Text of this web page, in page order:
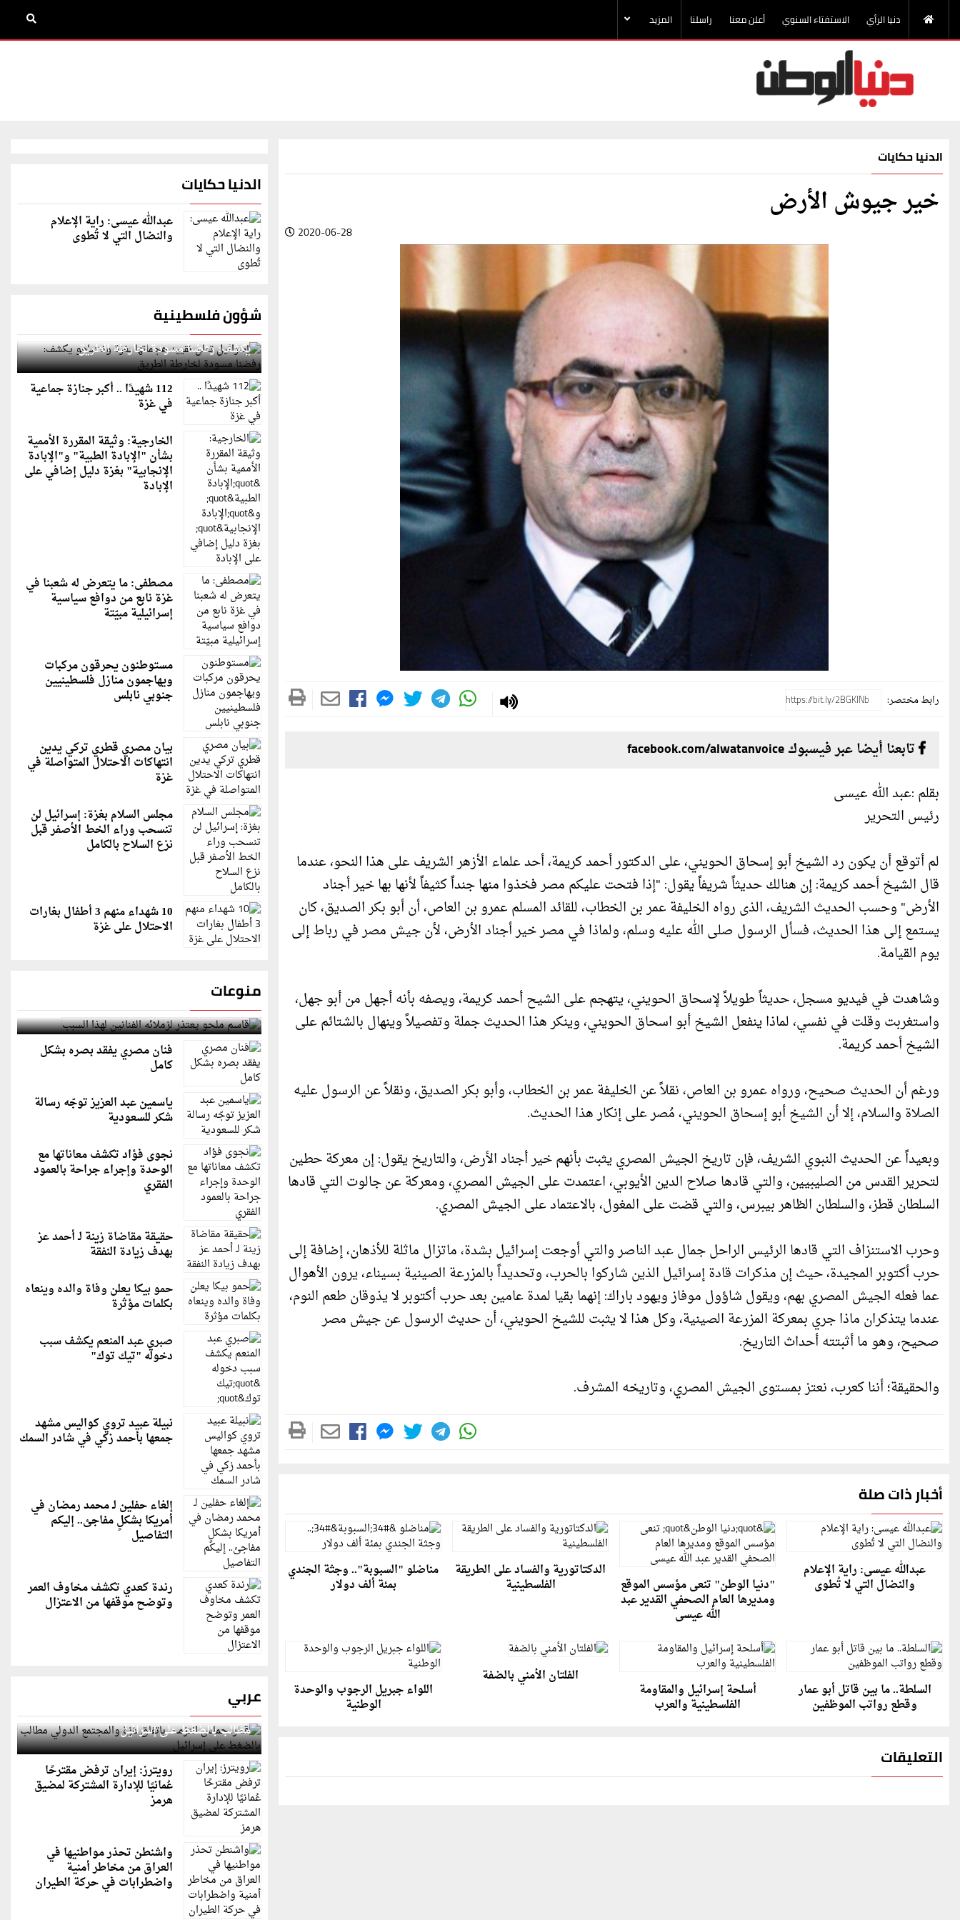
دنيا الرأي الاستفتاء السنوي أعلن معنا راسلنا المزيد
الدنيا حكايات
خير جيوش الأرض
2020-06-28
رابط مختصر:
تابعنا أيضا عبر فيسبوك facebook.com/alwatanvoice
بقلم :عبد الله عيسى
رئيس التحرير
لم أتوقع أن يكون رد الشيخ أبو إسحاق الحويني، على الدكتور أحمد كريمة، أحد علماء الأزهر الشريف على هذا النحو، عندما
قال الشيخ أحمد كريمة: إن هنالك حديثاً شريفاً يقول: "إذا فتحت عليكم مصر فخذوا منها جنداً كثيفاً لأنها بها خير أجناد
الأرض" وحسب الحديث الشريف، الذى رواه الخليفة عمر بن الخطاب، للقائد المسلم عمرو بن العاص، أن أبو بكر الصديق، كان
يستمع إلى هذا الحديث، فسأل الرسول صلى الله عليه وسلم، ولماذا في مصر خير أجناد الأرض، لأن جيش مصر في رباط إلى
يوم القيامة.
وشاهدت في فيديو مسجل، حديثاً طويلاً لإسحاق الحويني، يتهجم على الشيح أحمد كريمة، ويصفه بأنه أجهل من أبو جهل،
واستغربت وقلت في نفسي، لماذا ينفعل الشيخ أبو اسحاق الحويني، وينكر هذا الحديث جملة وتفصيلاً وينهال بالشتائم على
الشيخ أحمد كريمة.
ورغم أن الحديث صحيح، ورواه عمرو بن العاص، نقلاً عن الخليفة عمر بن الخطاب، وأبو بكر الصديق، ونقلاً عن الرسول عليه
الصلاة والسلام، إلا أن الشيخ أبو إسحاق الحويني، مُصر على إنكار هذا الحديث.
وبعيداً عن الحديث النبوي الشريف، فإن تاريخ الجيش المصري يثبت بأنهم خير أجناد الأرض، والتاريخ يقول: إن معركة حطين
لتحرير القدس من الصليبيين، والتي قادها صلاح الدين الأيوبي، اعتمدت على الجيش المصري، ومعركة عن جالوت التي قادها
السلطان قطز، والسلطان الظاهر بيبرس، والتي قضت على المغول، بالاعتماد على الجيش المصري.
وحرب الاستنزاف التي قادها الرئيس الراحل جمال عبد الناصر والتي أوجعت إسرائيل بشدة، ماتزال ماثلة للأذهان، إضافة إلى
حرب أكتوبر المجيدة، حيث إن مذكرات قادة إسرائيل الذين شاركوا بالحرب، وتحديداً بالمزرعة الصينية بسيناء، يرون الأهوال
عما فعله الجيش المصري بهم، ويقول شاؤول موفاز ويهود باراك: إنهما بقيا لمدة عامين بعد حرب أكتوبر لا يذوقان طعم النوم،
عندما يتذكران ماذا جري بمعركة المزرعة الصينية، وكل هذا لا يثبت للشيخ الحويني، أن حديث الرسول عن جيش مصر
صحيح، وهو ما أثبتته أحداث التاريخ.
والحقيقة؛ أننا كعرب، نعتز بمستوى الجيش المصري، وتاريخه المشرف.
أخبار ذات صلة
عبدالله عيسى: راية الإعلام
والنضال التي لا تُطوى "دنيا الوطن" تنعى مؤسس الموقع
ومديرها العام الصحفي القدير عبد
الله عيسى
الدكتاتورية والفساد على الطريقة
الفلسطينية
مناضلو "السبوبة".. وجثة الجندي
بمئة ألف دولار
السلطة.. ما بين قاتل أبو عمار
وقطع رواتب الموظفين
أسلحة إسرائيل والمقاومة
الفلسطينية والعرب
الفلتان الأمني بالضفة
اللواء جبريل الرجوب والوحدة
الوطنية
التعليقات
الدنيا حكايات
عبدالله عيسى: راية الإعلام
والنضال التي لا تُطوى
شؤون فلسطينية
إسرائيل تعلن تقييد هجماتها بغزة ونتنياهو
يكشف: رفضنا مسودة لخارطة الطريق
112 شهيدًا .. أكبر جنازة جماعية
في غزة
الخارجية: وثيقة المقررة الأممية
بشأن "الإبادة الطبية" و"الإبادة
الإنجابية" بغزة دليل إضافي على
الإبادة
مصطفى: ما يتعرض له شعبنا في
غزة نابع من دوافع سياسية
إسرائيلية مبيّتة
مستوطنون يحرقون مركبات
ويهاجمون منازل فلسطينيين
جنوبي نابلس
بيان مصري قطري تركي يدين
انتهاكات الاحتلال المتواصلة في
غزة
مجلس السلام بغزة: إسرائيل لن
تنسحب وراء الخط الأصفر قبل
نزع السلاح بالكامل
10 شهداء منهم 3 أطفال بغارات
الاحتلال على غزة
منوعات
قاسم ملحو يعتذر لزملائه الفنانين لهذا السبب
فنان مصري يفقد بصره بشكل
كامل
ياسمين عبد العزيز توجّه رسالة
شكر للسعودية
نجوى فؤاد تكشف معاناتها مع
الوحدة وإجراء جراحة بالعمود
الفقري
حقيقة مقاضاة زينة لـ أحمد عز
بهدف زيادة النفقة
حمو بيكا يعلن وفاة والده وينعاه
بكلمات مؤثرة
صبري عبد المنعم يكشف سبب
دخوله "تيك توك"
نبيلة عبيد تروي كواليس مشهد
جمعها بأحمد زكي في شادر السمك
إلغاء حفلين لـ محمد رمضان في
أمريكا بشكلٍ مفاجئ.. إليكم
التفاصيل
رندة كعدي تكشف مخاوف العمر
وتوضح موقفها من الاعتزال
عربي
قطر: حماس التزمت باتفاق غزة والمجتمع الدولي
مطالب بالضغط على إسرائيل
رويترز: إيران ترفض مقترحًا
عُمانيًا للإدارة المشتركة لمضيق
هرمز
واشنطن تحذر مواطنيها في
العراق من مخاطر أمنية
واضطرابات في حركة الطيران